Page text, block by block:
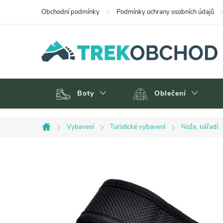
Obchodní podmínky Podmínky ochrany osobních údajů
Boty Oblečení
Domů
Vybavení Turistické vybavení Nože, nářadí